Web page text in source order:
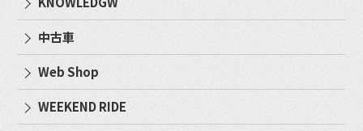
中古車
Web Shop
WEEKEND RIDE